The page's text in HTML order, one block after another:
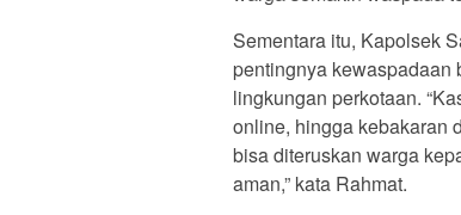
Sementara itu, Kapolsek
pentingnya kewaspadaan
lingkungan perkotaan.
online, hingga kebakaran
bisa diteruskan warga
aman,” kata Rahmat.